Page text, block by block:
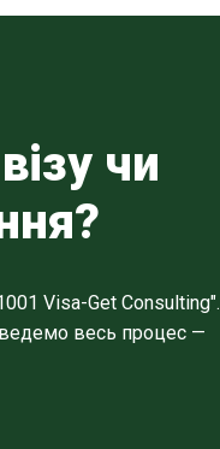
чи
Visa-Get Consulting".
весь процес —